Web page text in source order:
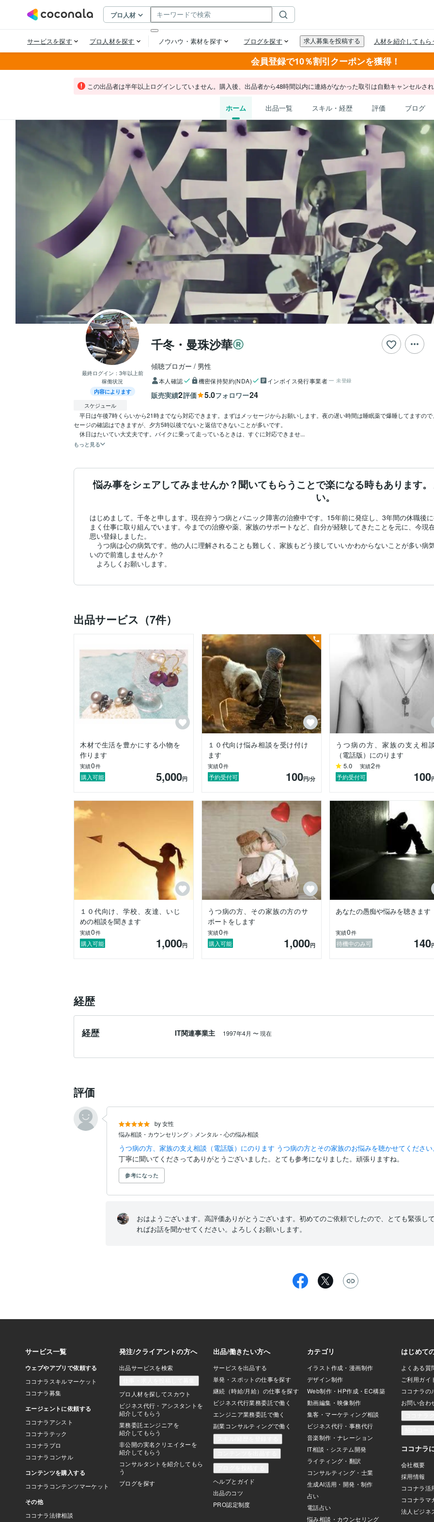
会員登録で10％割引クーポンを獲得！
この出品者は半年以上ログインしていません。購入後、出品者から48時間以内に連絡がなかった取引は自動キャンセルさ
ホーム 出品一覧 スキル・経歴 評価 ブログ
最終ログイン： 3年以上前
稼働状況
内容によります
千冬・曼珠沙華
傾聴ブロガー 男性
本人確認 機密保持契約(NDA) インボイス発行事業者 未登録
販売実績2評価 5.0フォロワー24
スケジュール
平日は午後7時くらいから21時までなら対応できます。まずはメッセージからお願いします。夜の遅い時間は睡眠薬で爆睡してますの
セージの確認はできますが、夕方5時以後でないと返信できないことが多いです。
休日はたいてい大丈夫です。バイクに乗って走っているときは、すぐに対応できませ...
もっと見る
悩み事をシェアしてみませんか？聞いてもらうことで楽になる時もあります
い。
はじめまして。千冬と申します。現在抑うつ病とパニック障害の治療中です。15年前に発症し、3年間の休職後
まく仕事に取り組んでいます。今までの治療や薬、家族のサポートなど、自分が経験してきたことを元に、今現
思い登録しました。
うつ病は心の病気です。他の人に理解されることも難しく、家族もどう接していいかわからないことが多い病
いので前進しませんか？
よろしくお願いします。
出品サービス（7件）
木材で生活を豊かにする小物を
作ります
実績0件
購入可能 5,000円
１０代向け悩み相談を受け付け
ます
実績0件
予約受付可 100円/分
うつ病の方、家族の支え相
（電話版）にのります
5.0 実績2件
予約受付可 100
１０代向け、学校、友達、いじ
めの相談を聞きます
実績0件
購入可能 1,000円
うつ病の方、その家族の方のサ
ポートをします
実績0件
購入可能 1,000円
あなたの愚痴や悩みを聴きます
実績0件
待機中のみ可 140
経歴
経歴 IT関連事業主 1997年4月 〜現在
評価
by 女性
悩み相談・カウンセリング > メンタル・心の悩み相談
うつ病の方、家族の支え相談（電話版）にのります うつ病の方とその家族のお悩みを聴かせてくださ
丁寧に聞いてくださってありがとうございました。とても参考になりました。頑張りますね。
参考になった
おはようございます。高評価ありがとうございます。初めてのご依頼でしたので、とても緊張し
ればお話を聞かせてください。よろしくお願いします。